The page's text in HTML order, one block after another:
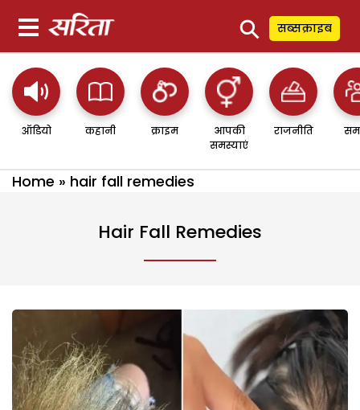
⚲ सब्सक्राइब
ऑडियो कहानी क्राइम
आपकी
समस्याएं
राजनीति
Home » hair fall remedies
Hair Fall Remedies